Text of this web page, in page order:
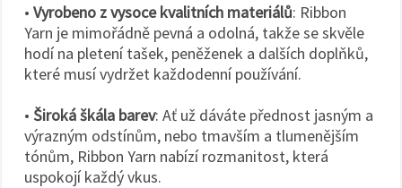
• Vyrobeno z vysoce kvalitních materiálů: Ribbon
Yarn je mimořádně pevná a odolná, takže se skvěle
hodí na pletení tašek, peněženek a dalších doplňků,
které musí vydržet každodenní používání.
• Široká škála barev: Ať už dáváte přednost jasným a
výrazným odstínům, nebo tmavším a tlumenějším
tónům, Ribbon Yarn nabízí rozmanitost, která
uspokojí každý vkus.